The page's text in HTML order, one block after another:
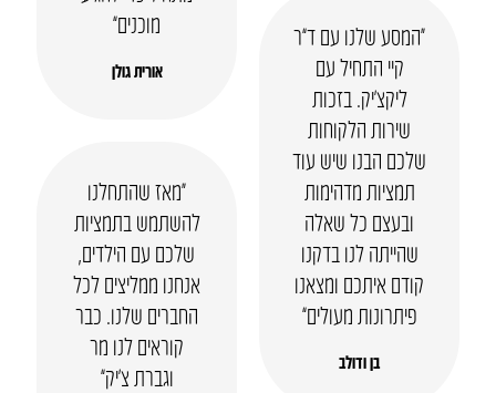
מוכנים”
אורית גולן
“המסע שלנו עם ד”ר
קיי התחיל עם
ליקצ’יק. בזכות
שירות הלקוחות
שלכם הבנו שיש עוד
תמציות מדהימות
ובעצם כל שאלה
שהייתה לנו בדקנו
קודם איתכם ומצאנו
פיתרונות מעולים”
בן ודולב
“מאז שהתחלנו
להשתמש בתמציות
שלכם עם הילדים,
אנחנו ממליצים לכל
החברים שלנו. כבר
קוראים לנו מר
וגברת צ’יק”